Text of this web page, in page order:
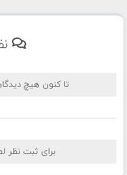
تا کنون هیچ
برای ثبت نظر